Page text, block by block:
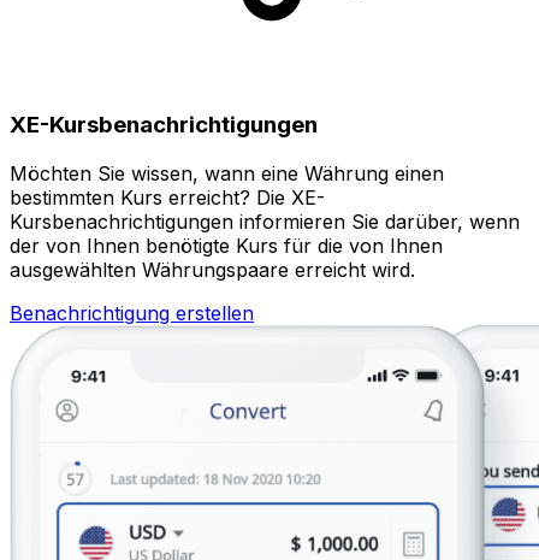
XE-Kursbenachrichtigungen
Möchten Sie wissen, wann eine Währung einen
bestimmten Kurs erreicht? Die XE-
Kursbenachrichtigungen informieren Sie darüber, wenn
der von Ihnen benötigte Kurs für die von Ihnen
ausgewählten Währungspaare erreicht wird.
Benachrichtigung erstellen